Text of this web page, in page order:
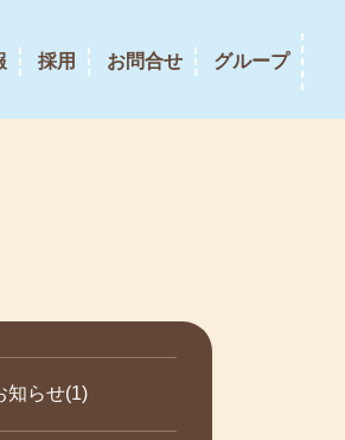
採用 お問合せ グループ
知らせ(1)